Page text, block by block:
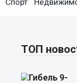
Спорт
ТОП